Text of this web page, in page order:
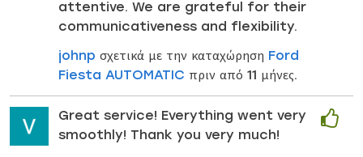
attentive. We are grateful for their
communicativeness and flexibility.
johnp σχετικά με την καταχώρηση Ford
Fiesta AUTOMATIC πριν από 11 μήνες.
Great service! Everything went very
smoothly! Thank you very much!